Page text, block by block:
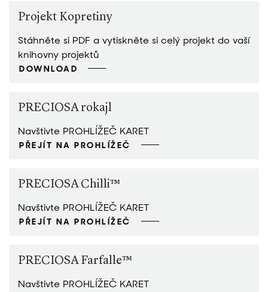
Projekt Kopretiny
Stáhněte si PDF a vytiskněte si celý projekt do vaší
knihovny projektů
DOWNLOAD
PRECIOSA rokajl
Navštivte PROHLÍŽEČ KARET
PŘEJÍT NA PROHLÍŽEČ
PRECIOSA Chilli™
Navštivte PROHLÍŽEČ KARET
PŘEJÍT NA PROHLÍŽEČ
PRECIOSA Farfalle™
Navštivte PROHLÍŽEČ KARET